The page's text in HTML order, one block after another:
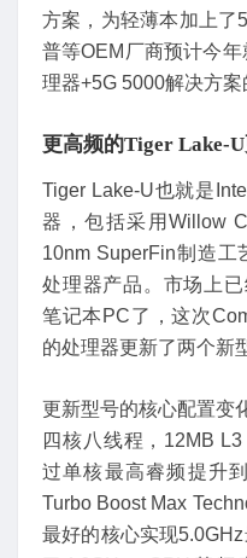
方案，为轻薄本加上了
普等OEM厂商预计今
理器+5G 5000解决方案
更高频的Tiger Lake-U
Tiger Lake-U也就是
器，包括采用Willow
10nm SuperFin制造
处理器产品。市场上
笔记本PC了，这次
的处理器更新了两个新
更新型号的核心配置变
四核八线程，12MB
过单核最高睿频提升
Turbo Boost Max
最好的核心实现